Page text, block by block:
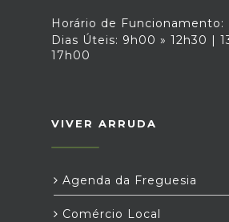
Horário de Funcionamento:
Dias Úteis: 9h00 » 12h30 |
17h00
VIVER ARRUDA
Agenda da Freguesia
Comércio Local